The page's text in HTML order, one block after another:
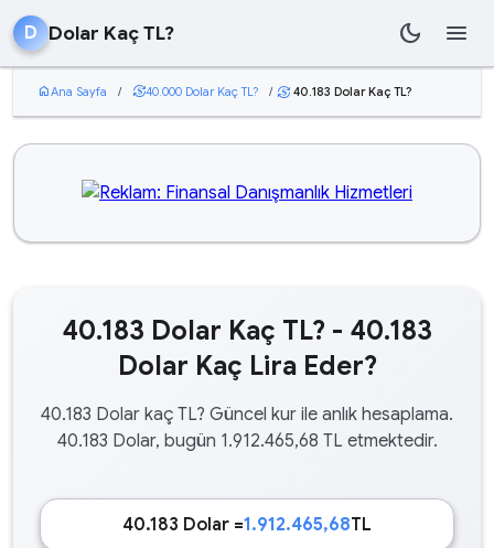
D Dolar Kaç TL? dark_mode menu
homeAna Sayfa / currency_exchange40.000 Dolar Kaç TL? / currency_exchange 40.183 Dolar Kaç TL?
40.183 Dolar Kaç TL? - 40.183
Dolar Kaç Lira Eder?
40.183 Dolar kaç TL? Güncel kur ile anlık hesaplama.
40.183 Dolar, bugün 1.912.465,68 TL etmektedir.
40.183 Dolar =1.912.465,68TL